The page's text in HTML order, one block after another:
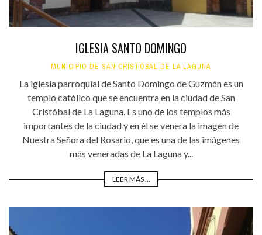
IGLESIA SANTO DOMINGO
MUNICIPIO DE SAN CRISTÓBAL DE LA LAGUNA
La iglesia parroquial de Santo Domingo de Guzmán es un
templo católico que se encuentra en la ciudad de San
Cristóbal de La Laguna. Es uno de los templos más
importantes de la ciudad y en él se venera la imagen de
Nuestra Señora del Rosario, que es una de las imágenes
más veneradas de La Laguna y...
LEER MÁS ...